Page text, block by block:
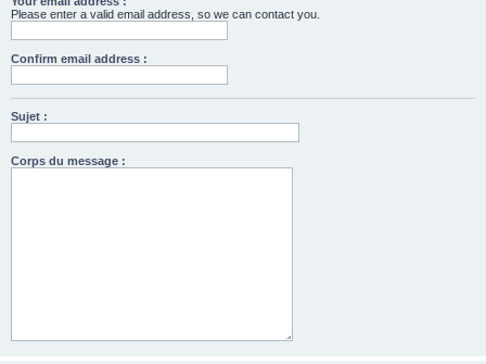
Please enter a valid email address, so we can contact you.
Confirm email address :
Sujet :
Corps du message :